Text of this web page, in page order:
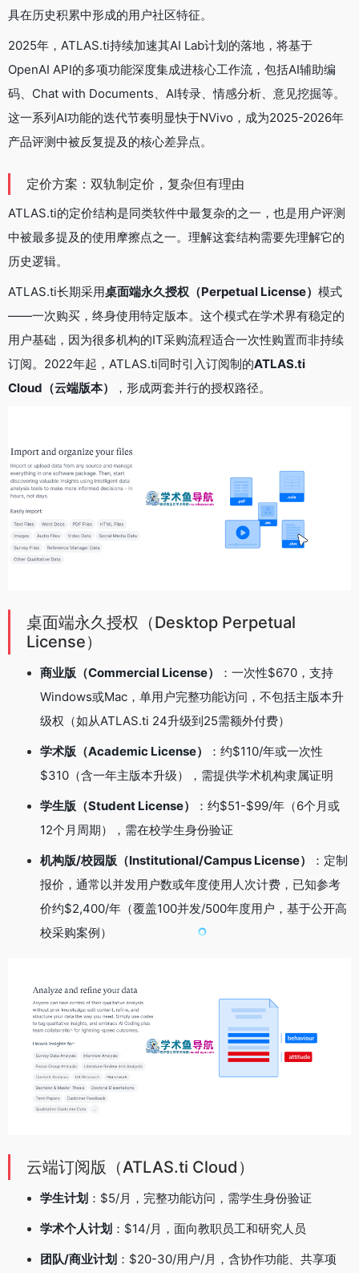
具在历史积累中形成的用户社区特征。
2025年，ATLAS.ti持续加速其AI Lab计划的落地，将基于
OpenAI API的多项功能深度集成进核心工作流，包括AI辅助编
码、Chat with Documents、AI转录、情感分析、意见挖掘等。
这一系列AI功能的迭代节奏明显快于NVivo，成为2025-2026年
产品评测中被反复提及的核心差异点。
定价方案：双轨制定价，复杂但有理由
ATLAS.ti的定价结构是同类软件中最复杂的之一，也是用户评测
中被最多提及的使用摩擦点之一。理解这套结构需要先理解它的
历史逻辑。
ATLAS.ti长期采用桌面端永久授权（Perpetual License） 模式
——一次购买，终身使用特定版本。这个模式在学术界有稳定的
用户基础，因为很多机构的IT采购流程适合一次性购置而非持续
订阅。2022年起，ATLAS.ti同时引入订阅制的ATLAS.ti
Cloud（云端版本）
，形成两套并行的授权路径。
桌面端永久授权（Desktop Perpetual
License）
商业版（Commercial License）
：一次性$670，支持
Windows或Mac，单用户完整功能访问，不包括主版本升
级权（如从ATLAS.ti 24升级到25需额外付费）
学术版（Academic License）
：约$110/年或一次性
$310（含一年主版本升级），需提供学术机构隶属证明
学生版（Student License）
：约$51-$99/年（6个月或
12个月周期），需在校学生身份验证
机构版/校园版（Institutional/Campus License）
：定制
报价，通常以并发用户数或年度使用人次计费，已知参考
价约$2,400/年（覆盖100并发/500年度用户，基于公开高
校采购案例）
云端订阅版（ATLAS.ti Cloud）
学生计划 ：$5/月，完整功能访问，需学生身份验证
学术个人计划 ：$14/月，面向教职员工和研究人员
团队/商业计划 ：$20-30/用户/月，含协作功能、共享项